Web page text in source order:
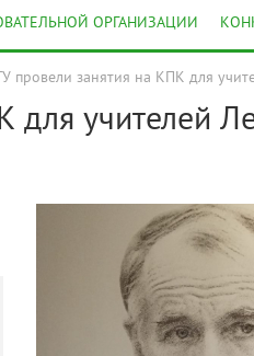
ОРГАНИЗАЦИИ
провели занятия на КПК для
учителей